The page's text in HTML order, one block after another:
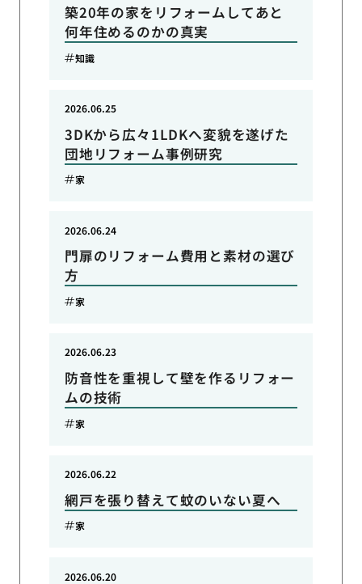
築20年の家をリフォームしてあと
何年住めるのかの真実
知識
3DKから広々1LDKへ変貌を遂げた
団地リフォーム事例研究
2026.06.25
家
門扉のリフォーム費用と素材の選び
方
2026.06.24
家
防音性を重視して壁を作るリフォー
ムの技術
2026.06.23
家
網戸を張り替えて蚊のいない夏へ
2026.06.22
家
2026.06.20